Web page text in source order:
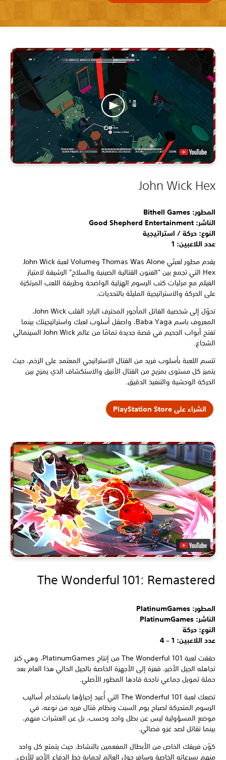
John Wick Hex
المطور: Bithell Games
الناشر: Good Shepherd Entertainment
النوع: حركة / استراتيجية
عدد اللاعبين: 1
يقدم مطور لعبتَي Thomas Was Alone وVolume لعبة John Wick
Hex التي تجمع بين "الفنون القتالية الصينية والسلاح" الرشيقة لامتياز
الفيلم مع مرئيات كتب الرسوم الهزلية الواضحة وطريقة اللعب المرتكزة
على الحركة والاستراتيجية المليئة بالتحديات.
تحوّل إلى شخصية القاتل المأجور المحترف البارد القلب John Wick،
المعروف باسم Baba Yaga، واصقل أسلوب لعبك واستراتيجيتك بينما
تفتح أبواب الجحيم في قصة جديدة تمامًا من عالم John Wick السينمائي
الشجاع.
تتسم اللعبة بأسلوب فريد من القتال الاستراتيجي المعتمد على الزخم، حيث
يتميز كل مستوى بمزيج من القتال الأنيق والاستكشاف الذي يمزج بين
الحركة الوحشية والتنفيذ الدقيق.
الشراء على PlayStation Store
The Wonderful 101: Remastered
المطور: PlatinumGames
الناشر: PlatinumGames
النوع: حركة
عدد اللاعبين: 1 – 4
حققت لعبة The Wonderful 101 من إنتاج PlatinumGames، وهي كنز
تجاهله الجيل الأخير، قفزة إلى الأجهزة الخاصة بالجيل الحالي هذا العام بعد
حملة تمويل جماعي ناجحة قادها المطور الأصلي.
تضعك لعبة The Wonderful 101 التي أُعيد إحياؤها باستخدام أساليب
الرسوم المتحركة لصباح يوم السبت ونظام قتال فريد من نوعه، في
موضع المسؤولية ليس عن بطل واحد وحسب، بل عن العشرات منهم،
بينما تقاتل لصد غزو فضائي.
كوّن فريقك الخاص من الأبطال المفعمين بالنشاط، حيث يتمتع كل واحد
منهم بسرعاته الخاصة وسافر حول العالم لحماية خط الدفاع الأخير للأرض.